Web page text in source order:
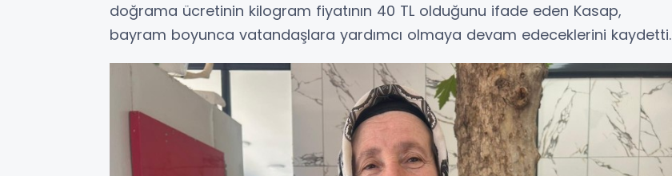
doğrama ücretinin kilogram fiyatının 40 TL olduğunu ifade eden Kasap,
bayram boyunca vatandaşlara yardımcı olmaya devam edeceklerini kaydetti.